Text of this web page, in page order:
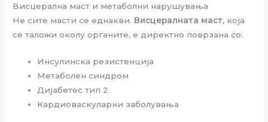
Висцерална маст и метаболни нарушувања
Не сите масти се еднакви. Висцералната маст, која
се таложи околу органите, е директно поврзана со:
Инсулинска резистенција
Метаболен синдром
Дијабетес тип 2
Кардиоваскуларни заболувања